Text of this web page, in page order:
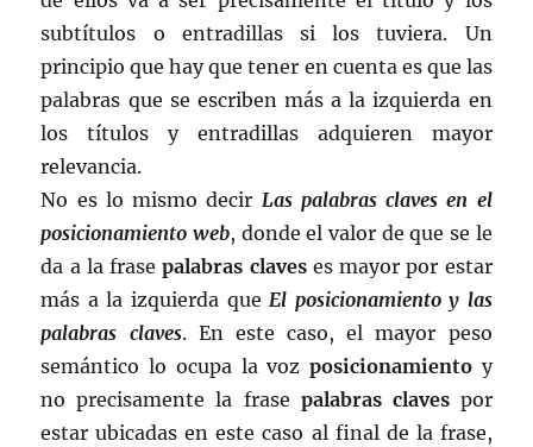
subtítulos o entradillas si los tuviera. Un
principio que hay que tener en cuenta es que las
palabras que se escriben más a la izquierda en
los títulos y entradillas adquieren mayor
relevancia.
No es lo mismo decir Las palabras claves en el
posicionamiento web, donde el valor de que se le
da a la frasepalabras claves es mayor por estar
más a la izquierda que El posicionamiento y las
palabras claves. En este caso, el mayor peso
semántico lo ocupa la voz posicionamientoy
no precisamente la frase palabras claves por
estar ubicadas en este caso al final de la frase,